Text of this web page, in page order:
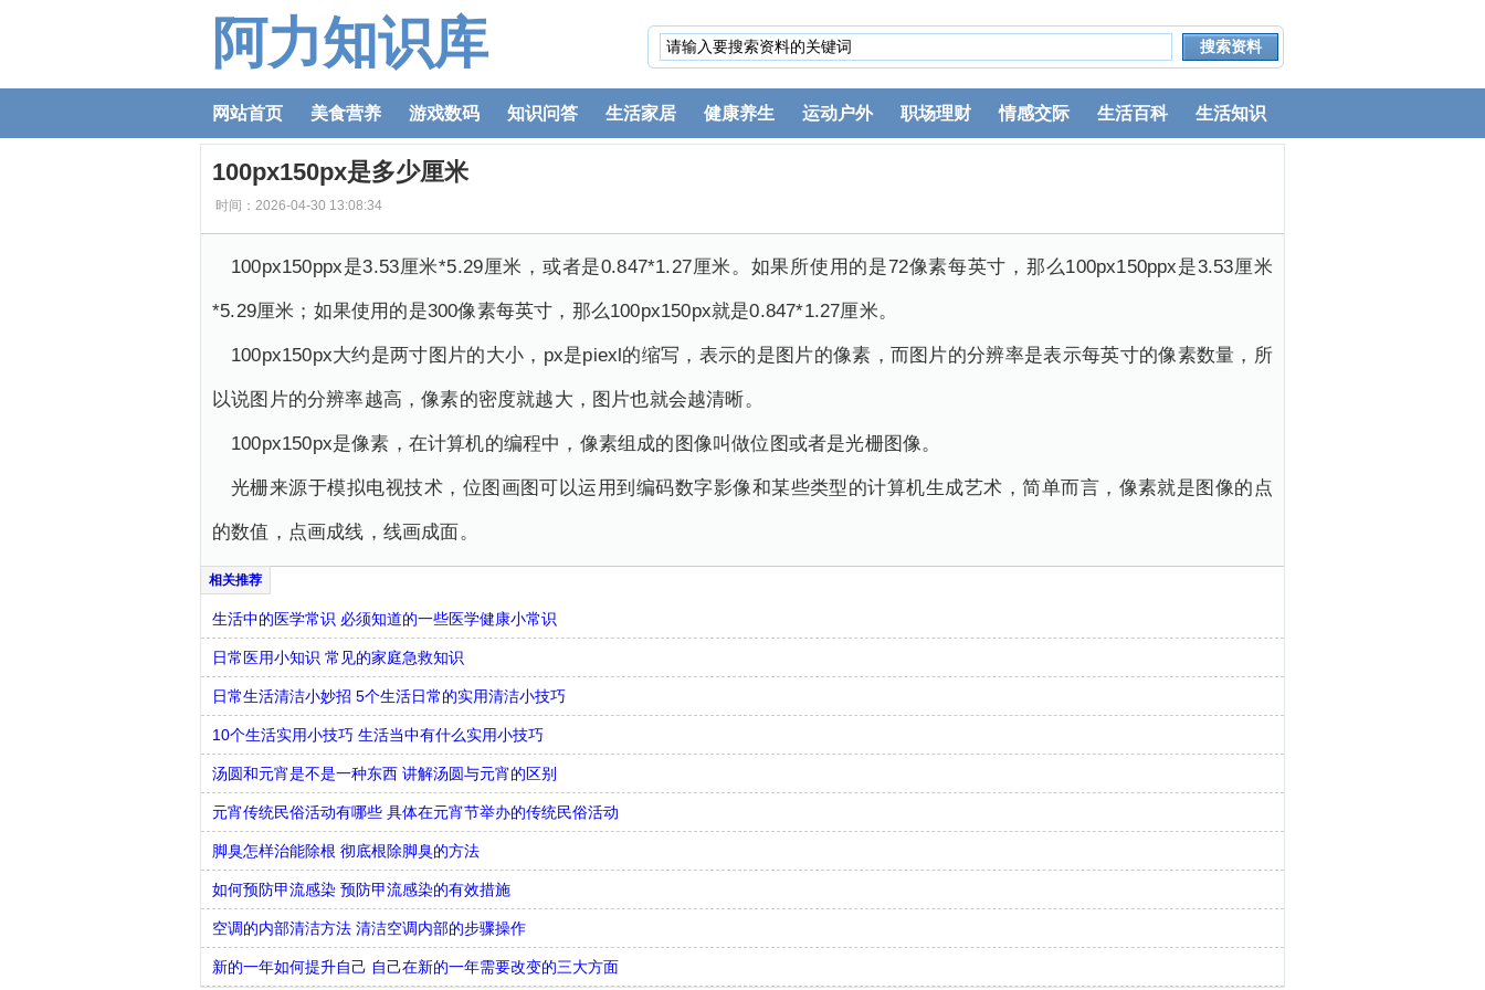
阿力知识库
网站首页 美食营养 游戏数码 知识问答 生活家居 健康养生 运动户外 职场理财 情感交际 生活百科 生活知识
100px150px是多少厘米
时间：2026-04-30 13:08:34
100px150ppx是3.53厘米*5.29厘米，或者是0.847*1.27厘米。如果所使用的是72像素每英寸，那么100px150ppx是3.53厘米
*5.29厘米；如果使用的是300像素每英寸，那么100px150px就是0.847*1.27厘米。
100px150px大约是两寸图片的大小，px是piexl的缩写，表示的是图片的像素，而图片的分辨率是表示每英寸的像素数量，所
以说图片的分辨率越高，像素的密度就越大，图片也就会越清晰。
100px150px是像素，在计算机的编程中，像素组成的图像叫做位图或者是光栅图像。
光栅来源于模拟电视技术，位图画图可以运用到编码数字影像和某些类型的计算机生成艺术，简单而言，像素就是图像的点
的数值，点画成线，线画成面。
生活中的医学常识 必须知道的一些医学健康小常识
日常医用小知识 常见的家庭急救知识
日常生活清洁小妙招 5个生活日常的实用清洁小技巧
10个生活实用小技巧 生活当中有什么实用小技巧
汤圆和元宵是不是一种东西 讲解汤圆与元宵的区别
元宵传统民俗活动有哪些 具体在元宵节举办的传统民俗活动
脚臭怎样治能除根 彻底根除脚臭的方法
如何预防甲流感染 预防甲流感染的有效措施
空调的内部清洁方法 清洁空调内部的步骤操作
新的一年如何提升自己 自己在新的一年需要改变的三大方面